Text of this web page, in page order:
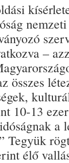
–
összes
10-13
a
Tegyük
élő